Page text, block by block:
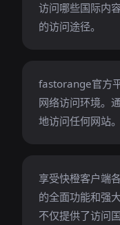
访问哪些国际内
的访问途径。
fastorange官方
网络访问环境。
地访问任何网站。
享受快橙客户端
的全面功能和强
不仅提供了访问